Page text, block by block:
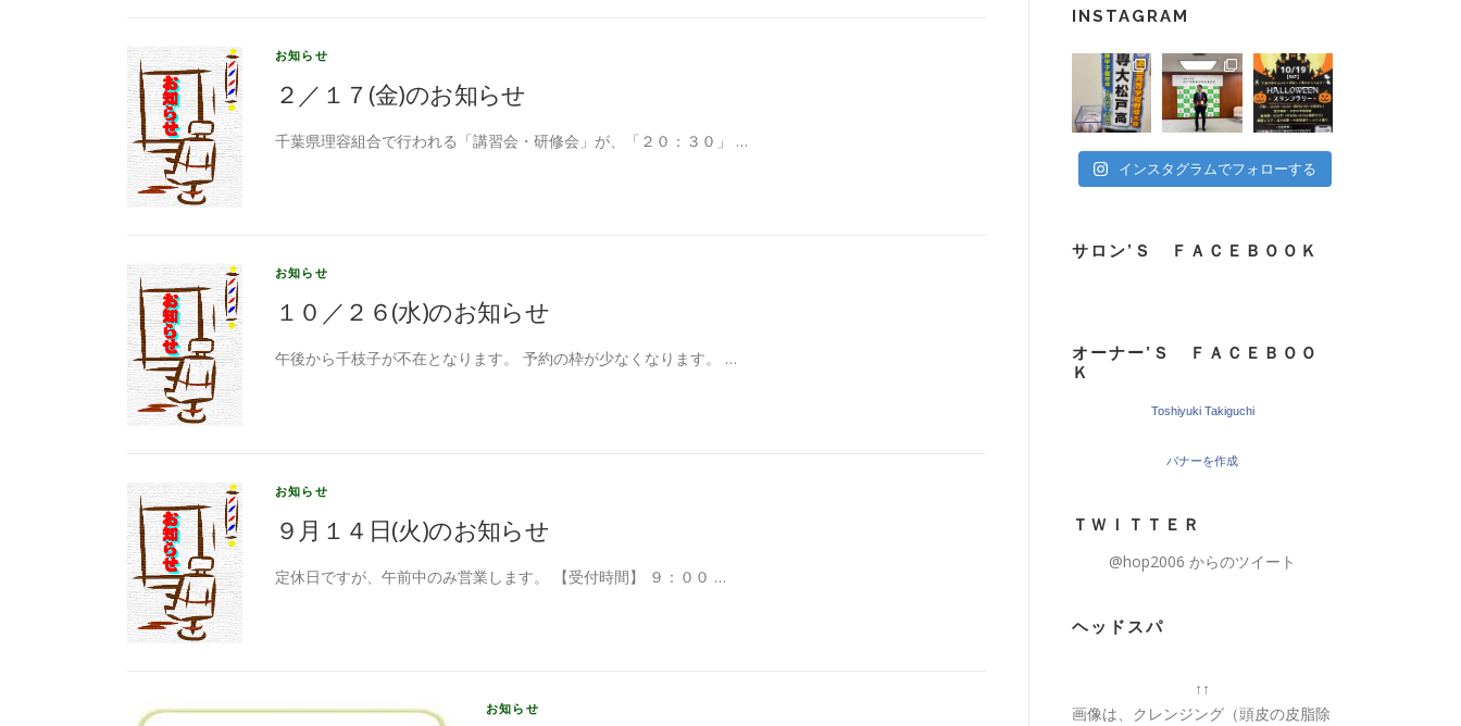
お知らせ
２／１７(金)のお知らせ
千葉県理容組合で行われる「講習会・研修会」が、「２０：３０」 …
お知らせ
１０／２６(水)のお知らせ
午後から千枝子が不在となります。 予約の枠が少なくなります。 …
お知らせ
９月１４日(火)のお知らせ
定休日ですが、午前中のみ営業します。 【受付時間】 ９：００ …
お知らせ
INSTAGRAM
インスタグラムでフォローする
サロン’Ｓ ＦＡＣＥＢＯＯＫ
オーナー’Ｓ ＦＡＣＥＢＯＯ
Ｋ
Toshiyuki Takiguchi
バナーを作成
ＴＷＩＴＴＥＲ
@hop2006 からのツイート
ヘッドスパ
↑↑
画像は、クレンジング（頭皮の皮脂除